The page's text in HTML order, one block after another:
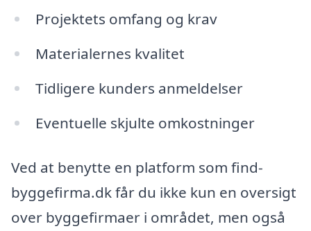
Projektets omfang og krav
Materialernes kvalitet
Tidligere kunders anmeldelser
Eventuelle skjulte omkostninger
Ved at benytte en platform som find-
byggefirma.dk får du ikke kun en oversigt
over byggefirmaer i området, men også